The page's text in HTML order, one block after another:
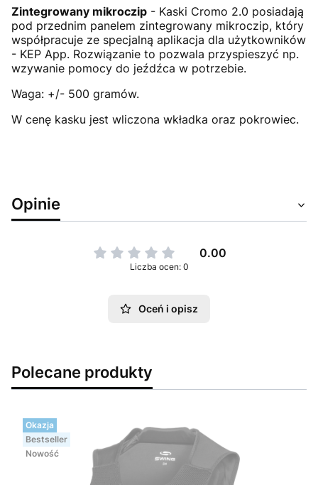
Zintegrowany mikroczip - Kaski Cromo 2.0 posiadają
pod przednim panelem zintegrowany mikroczip, który
współpracuje ze specjalną aplikacja dla użytkowników
- KEP App. Rozwiązanie to pozwala przyspieszyć np.
wzywanie pomocy do jeźdźca w potrzebie.
Waga: +/- 500 gramów.
W cenę kasku jest wliczona wkładka oraz pokrowiec.
Opinie
0.00
Liczba ocen: 0
Oceń i opisz
Polecane produkty
Okazja
Bestseller
Nowość